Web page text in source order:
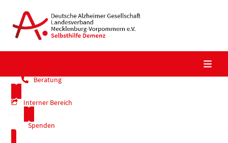
content
Beratung
Interner Bereich
Spenden